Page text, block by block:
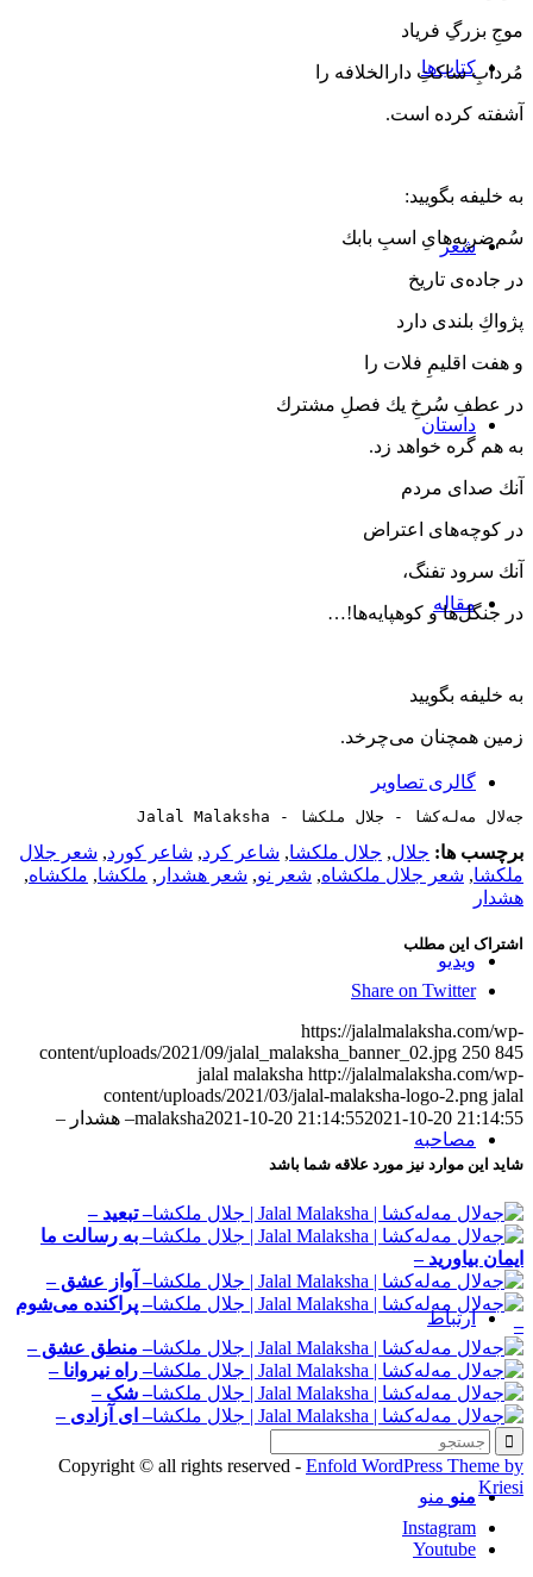
کتاب‌ها
شعر
داستان
مقاله‌
گالری تصاویر
ویدیو
مصاحبه‌
ارتباط
منو منو
موجِ بزرگِ فریاد
مُردابِ ساكتِ دارالخلافه را
آشفته كرده‌ است.
به خلیفه بگویید:
سُم‌ضربه‌هایِ اسبِ بابك
در جاده‌ی تاریخ
پژواكِ بلندی دارد
و هفت اقلیمِ فلات را
در عطفِ سُرخِ یك فصلِ مشترك
به هم گره خواهد زد.
آنك صدای مردم
در كوچه‌های اعتراض
آنك سرود تفنگ،
در جنگل‌ها و كوهپایه‌ها!…
به خلیفه بگویید
زمین همچنان می‌چرخد.
جەلال مەلەکشا - جلال ملکشا - Jalal Malaksha
برچسب ها: جلال, جلال ملکشا, شاعر کرد, شاعر کورد, شعر جلال
ملکشا, شعر جلال ملکشاه, شعر نو, شعر هشدار , ملکشا, ملکشاه,
هشدار
اشتراک این مطلب
Share on Twitter
https://jalalmalaksha.com/wp-
content/uploads/2021/09/jalal_malaksha_banner_02.jpg 250 845
jalal malaksha http://jalalmalaksha.com/wp-
content/uploads/2021/03/jalal-malaksha-logo-2.png jalal
malaksha2021-10-20 21:14:552021-10-20 21:14:55 – هشدار –
شاید این موارد نیز مورد علاقه شما باشد
– تبعید –
– به رسالت ما
ایمان بیاورید –
– آواز عشق –
– پراكنده می‌شوم
–
– منطق عشق –
– راه نیروانا –
– شک –
– ای آزادی –
Copyright © all rights reserved - Enfold WordPress Theme by
Kriesi
Instagram
Youtube